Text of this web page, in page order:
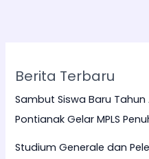
Berita Terbaru
Sambut Siswa Baru Tahun
Pontianak Gelar MPLS
Studium Generale dan